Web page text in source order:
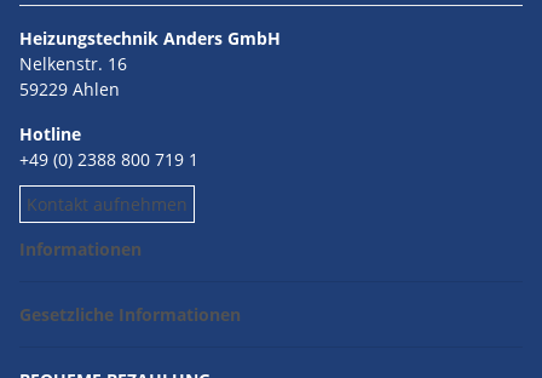
Heizungstechnik Anders GmbH
Nelkenstr. 16
59229 Ahlen
Hotline
+49 (0) 2388 800 719 1
Kontakt aufnehmen
Informationen
Gesetzliche Informationen